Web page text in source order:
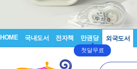
HOME 국내도서 전자책 만권당
첫달무료
외국도서